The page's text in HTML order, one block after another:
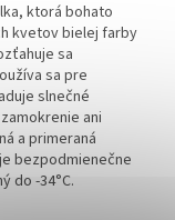
ktorá bohato
kvetov bielej farby
sa
sa pre
slnečné
ani
a primeraná
bezpodmienečne
do -34°C.